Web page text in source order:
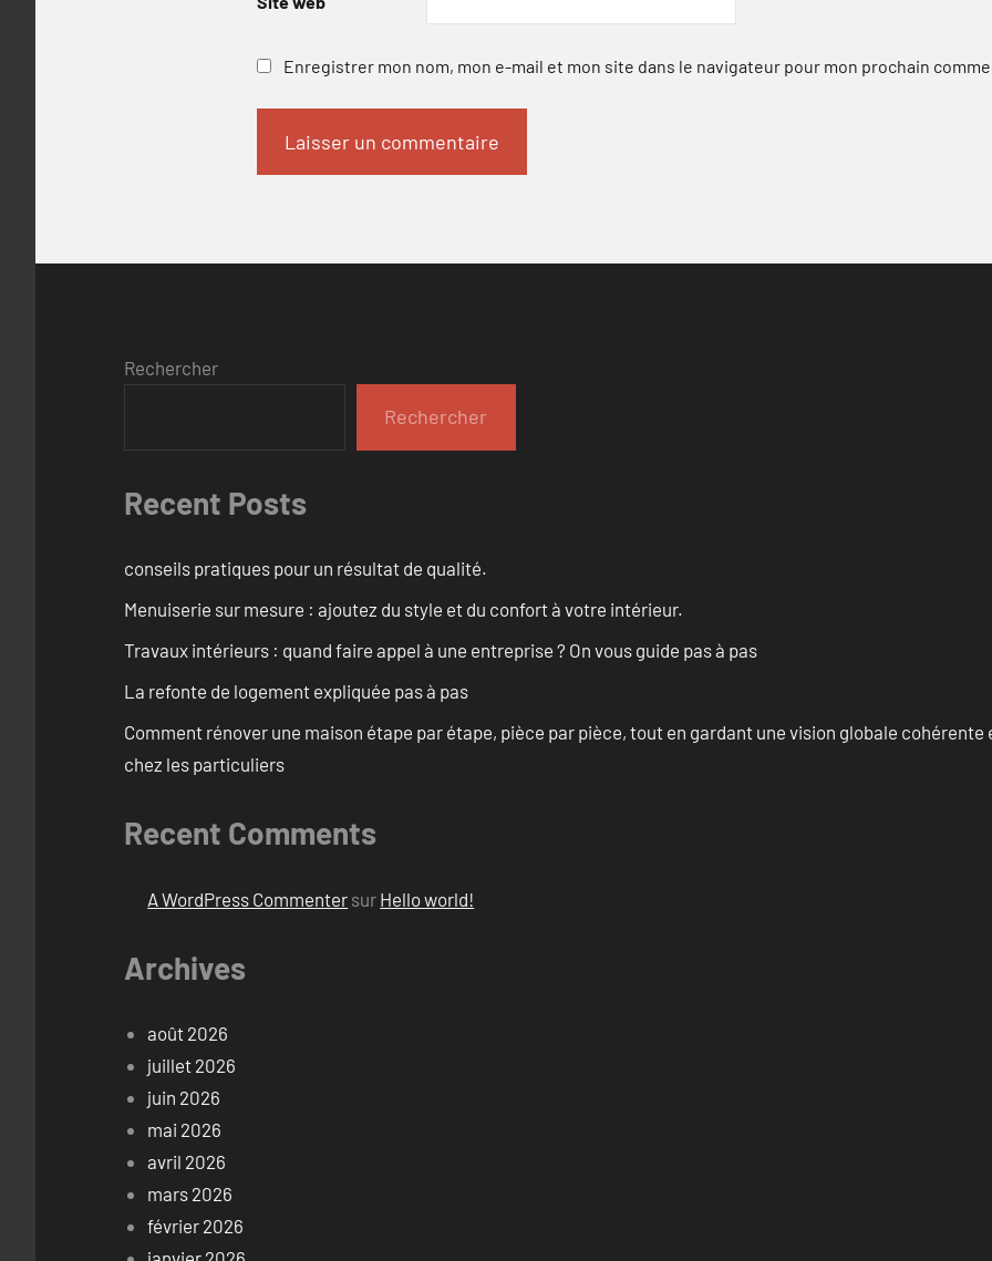
Enregistrer mon nom, mon e-mail et mon site dans le navigateur pour mon prochain
Rechercher
Rechercher
Recent Posts
conseils pratiques pour un résultat de qualité.
Menuiserie sur mesure : ajoutez du style et du confort à votre intérieur.
Travaux intérieurs : quand faire appel à une entreprise ? On vous guide pas à pas
La refonte de logement expliquée pas à pas
Comment rénover une maison étape par étape, pièce par pièce, tout en gardant une vision globale
chez les particuliers
Recent Comments
A WordPress Commenter sur Hello world!
Archives
août 2026
juillet 2026
juin 2026
mai 2026
avril 2026
mars 2026
février 2026